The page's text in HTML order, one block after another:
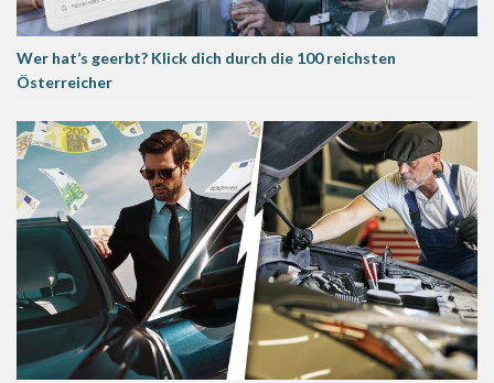
Wer hat’s geerbt? Klick dich durch die 100 reichsten
Österreicher